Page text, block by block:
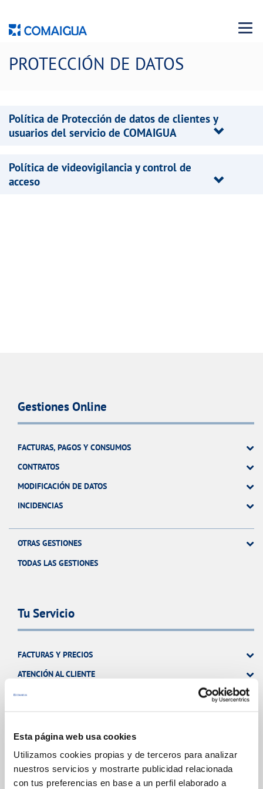
Esta página web usa cookies
Utilizamos cookies propias y de terceros para analizar
nuestros servicios y mostrarte publicidad relacionada
con tus preferencias en base a un perfil elaborado a
Menu
PROTECCIÓN DE DATOS
Política de Protección de datos de clientes y
usuarios del servicio de COMAIGUA
Política de videovigilancia y control de
acceso
Gestiones Online
FACTURAS, PAGOS Y CONSUMOS
CONTRATOS
MODIFICACIÓN DE DATOS
INCIDENCIAS
OTRAS GESTIONES
TODAS LAS GESTIONES
Tu Servicio
FACTURAS Y PRECIOS
ATENCIÓN AL CLIENTE
COMPROMISO DE SERVICIO
Tu Agua
NUESTRO PAPEL EN EL CICLO URBANO